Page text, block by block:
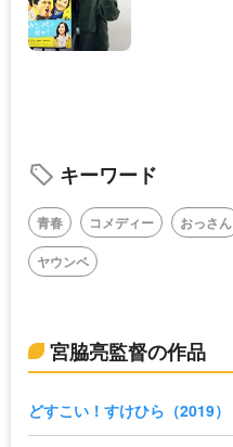
キーワード
青春 コメディー おっさん
ヤウンペ
宮脇亮監督の作品
どすこい！すけひら（2019）